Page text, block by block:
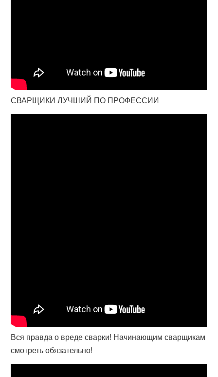
СВАРЩИКИ ЛУЧШИЙ ПО ПРОФЕССИИ
Вся правда о вреде сварки! Начинающим сварщикам
смотреть обязательно!